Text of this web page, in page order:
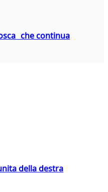
che continua
della destra